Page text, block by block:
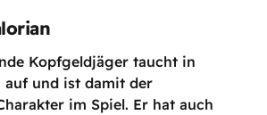
Kopfgeldjäger taucht in
auf und ist damit der
im Spiel. Er hat auch